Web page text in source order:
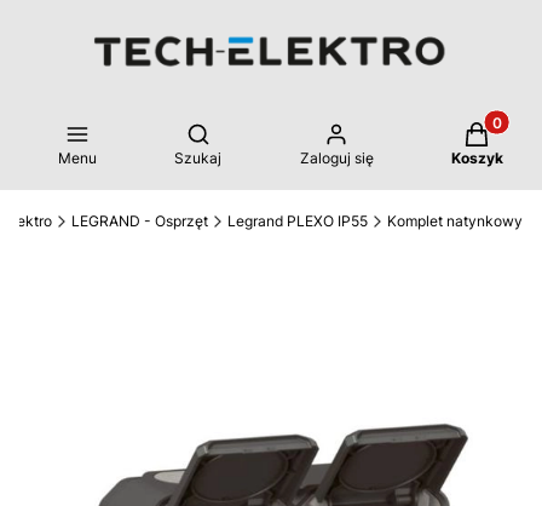
Menu
Otwórz wyszukiwarkę
Szukaj Zaloguj się Koszyk
Elektro LEGRAND - Osprzęt Legrand PLEXO IP55 Komplet natynkowy